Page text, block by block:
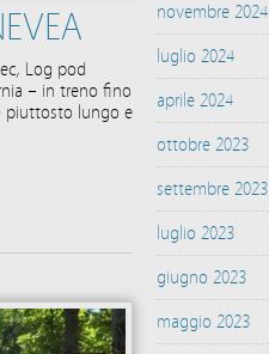
Log pod
– in treno fino
piuttosto lungo e
novembre 2024
luglio 2024
aprile 2024
ottobre 2023
settembre 2023
luglio 2023
giugno 2023
maggio 2023